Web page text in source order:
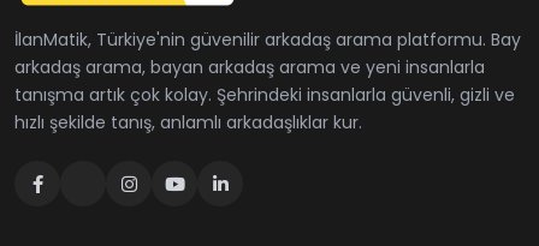
İlanMatik, Türkiye'nin güvenilir arkadaş arama platformu. Bay
arkadaş arama, bayan arkadaş arama ve yeni insanlarla
tanışma artık çok kolay. Şehrindeki insanlarla güvenli, gizli ve
hızlı şekilde tanış, anlamlı arkadaşlıklar kur.